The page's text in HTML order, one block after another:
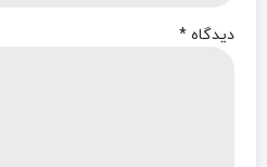
دیدگاه *